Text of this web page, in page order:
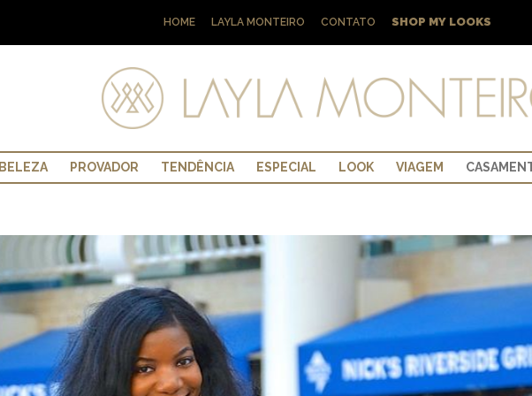
HOME LAYLA MONTEIRO CONTATO SHOP MY LOOKS
BELEZA PROVADOR TENDÊNCIA ESPECIAL LOOK VIAGEM